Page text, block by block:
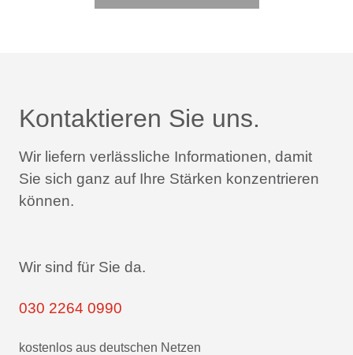
Kontaktieren Sie uns.
Wir liefern verlässliche Informationen, damit
Sie sich ganz auf Ihre Stärken konzentrieren
können.
Wir sind für Sie da.
030 2264 0990
kostenlos aus deutschen Netzen